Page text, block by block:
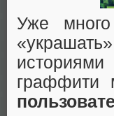
Уже
граффити